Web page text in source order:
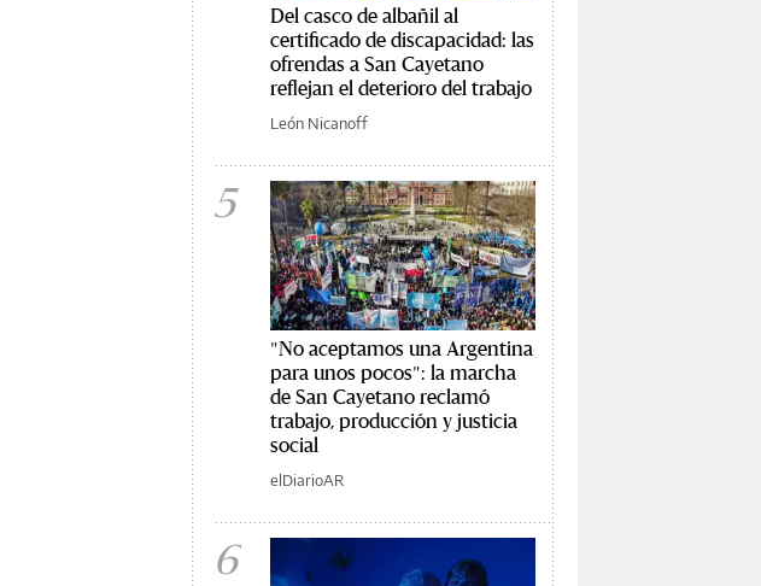
Del casco de albañil al
certificado de discapacidad: las
ofrendas a San Cayetano
reflejan el deterioro del trabajo
León Nicanoff
5
"No aceptamos una Argentina
para unos pocos": la marcha
de San Cayetano reclamó
trabajo, producción y justicia
social
elDiarioAR
6